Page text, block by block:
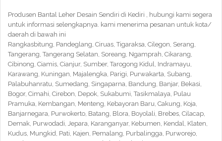
Produsen Bantal Leher Desain Sendiri di Kediri , hubungi kami segera
untuk informasi selengkapnya. kami menerima pesanan untuk kota/
daerah di bawah ini
Rangkasbitung, Pandeglang, Ciruas, Tigaraksa, Cilegon, Serang,
Tangerang, Tangerang Selatan, Soreang, Ngamprah, Cikarang,
Cibinong, Ciamis, Cianjur, Sumber, Tarogong Kidul, Indramayu,
Karawang, Kuningan, Majalengka, Parigi, Purwakarta, Subang,
Palabuhanratu, Sumedang, Singaparna, Bandung, Banjar, Bekasi,
Bogor, Cimahi, Cirebon, Depok, Sukabumi, Tasikmalaya, Pulau
Pramuka, Kembangan, Menteng, Kebayoran Baru, Cakung, Koja,
Banjarnegara, Purwokerto, Batang, Blora, Boyolali, Brebes, Cilacap,
Demak, Purwodadi, Jepara, Karanganyar, Kebumen, Kendal, Klaten,
Kudus, Mungkid, Pati, Kajen, Pemalang, Purbalingga, Purworejo,